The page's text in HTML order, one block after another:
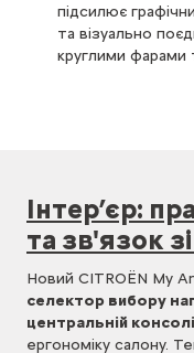
підсилює
та візуально
круглими фарами
Інтер’єр:
та зв'язок
Новий CITROЁN My
селектор вибору
центральній консолі
ергономіку салону.